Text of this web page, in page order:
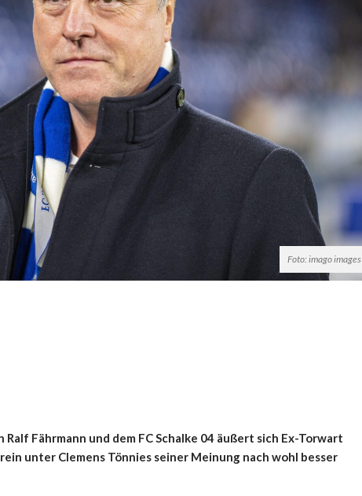
Foto: imago images
Fährmann und dem FC Schalke 04 äußert sich Ex-Torwart
unter Clemens Tönnies seiner Meinung nach wohl besser